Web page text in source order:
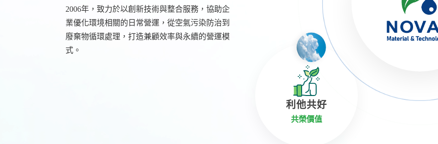
2006年，致力於以創新技術與整合服務，協助企
業優化環境相關的日常營運，從空氣污染防治到
廢棄物循環處理，打造兼顧效率與永續的營運模
式。
利他共好
共榮價值